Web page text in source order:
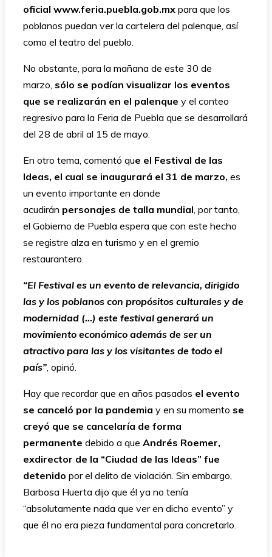
oficial www.feria.puebla.gob.mx para que los
poblanos puedan ver la cartelera del palenque, así
como el teatro del pueblo.
No obstante, para la mañana de este 30 de
marzo, sólo se podían visualizar los eventos
que se realizarán en el palenque y el conteo
regresivo para la Feria de Puebla que se desarrollará
del 28 de abril al 15 de mayo.
En otro tema, comentó que el Festival de las
Ideas, el cual se inaugurará el 31 de marzo, es
un evento importante en donde
acudirán personajes de talla mundial, por tanto,
el Gobierno de Puebla espera que con este hecho
se registre alza en turismo y en el gremio
restaurantero.
“El Festival es un evento de relevancia, dirigido
las y los poblanos con propósitos culturales y de
modernidad (…) este festival generará un
movimiento económico además de ser un
atractivo para las y los visitantes de todo el
país”, opinó.
Hay que recordar que en años pasados el evento
se canceló por la pandemia y en su momento se
creyó que se cancelaría de forma
permanente debido a que Andrés Roemer,
exdirector de la “Ciudad de las Ideas” fue
detenido por el delito de violación. Sin embargo,
Barbosa Huerta dijo que él ya no tenía
“absolutamente nada que ver en dicho evento” y
que él no era pieza fundamental para concretarlo.